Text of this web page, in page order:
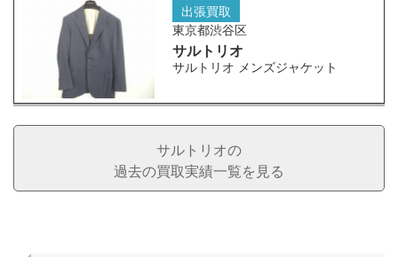
出張買取
東京都渋谷区
サルトリオ
サルトリオ メンズジャケット
サルトリオの
過去の買取実績一覧を見る